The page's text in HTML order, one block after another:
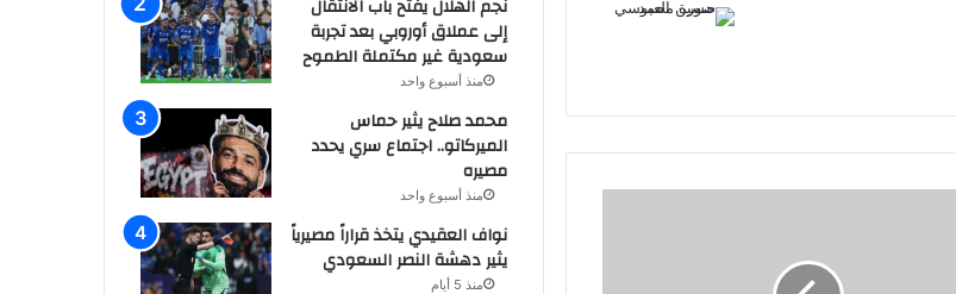
نجم الهلال يفتح باب الانتقال
إلى عملاق أوروبي بعد تجربة
سعودية غير مكتملة الطموح
منذ أسبوع واحد
محمد صلاح يثير حماس
الميركاتو.. اجتماع سري يحدد
مصيره
منذ أسبوع واحد
نواف العقيدي يتخذ قراراً مصيرياً
يثير دهشة النصر السعودي
منذ 5 أيام